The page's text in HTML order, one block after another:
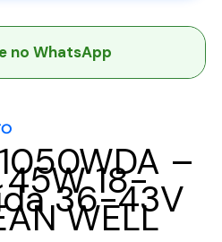
no WhatsApp
–
45W 18-
36-43V
WELL